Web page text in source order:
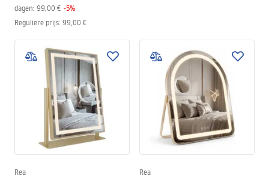
dagen: 99,00 € -5%
Reguliere prijs: 99,00 €
Rea Rea